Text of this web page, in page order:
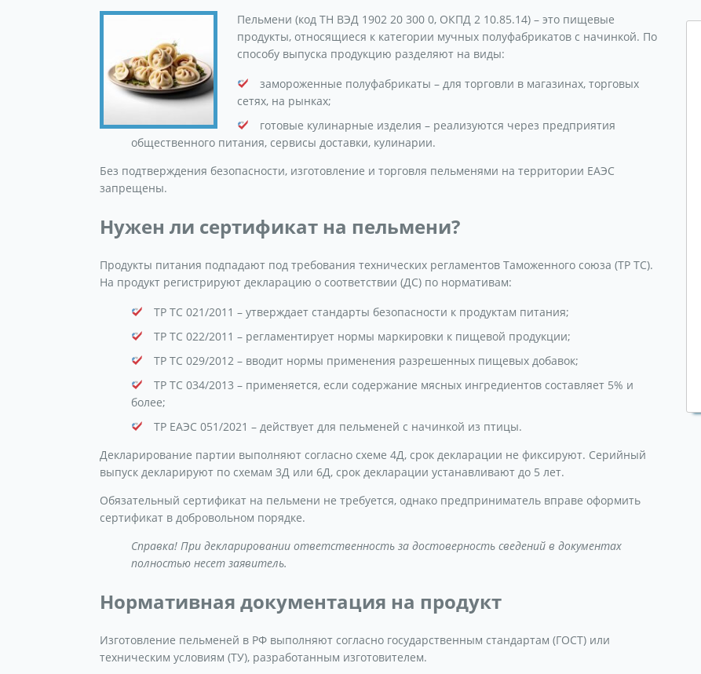
Пельмени (код ТН ВЭД 1902 20 300 0, ОКПД 2 10.85.14) – это пищевые
продукты, относящиеся к категории мучных полуфабрикатов с начинкой. По
способу выпуска продукцию разделяют на виды:
замороженные полуфабрикаты – для торговли в магазинах, торговых
сетях, на рынках;
готовые кулинарные изделия – реализуются через предприятия
общественного питания, сервисы доставки, кулинарии.
Без подтверждения безопасности, изготовление и торговля пельменями на территории ЕАЭС
запрещены.
Нужен ли сертификат на пельмени?
Продукты питания подпадают под требования технических регламентов Таможенного союза (ТР ТС).
На продукт регистрируют декларацию о соответствии (ДС) по нормативам:
ТР ТС 021/2011 – утверждает стандарты безопасности к продуктам питания;
ТР ТС 022/2011 – регламентирует нормы маркировки к пищевой продукции;
ТР ТС 029/2012 – вводит нормы применения разрешенных пищевых добавок;
ТР ТС 034/2013 – применяется, если содержание мясных ингредиентов составляет 5% и
более;
ТР ЕАЭС 051/2021 – действует для пельменей с начинкой из птицы.
Декларирование партии выполняют согласно схеме 4Д, срок декларации не фиксируют. Серийный
выпуск декларируют по схемам 3Д или 6Д, срок декларации устанавливают до 5 лет.
Обязательный сертификат на пельмени не требуется, однако предприниматель вправе оформить
сертификат в добровольном порядке.
Справка! При декларировании ответственность за достоверность сведений в документах
полностью несет заявитель.
Нормативная документация на продукт
Изготовление пельменей в РФ выполняют согласно государственным стандартам (ГОСТ) или
техническим условиям (ТУ), разработанным изготовителем.